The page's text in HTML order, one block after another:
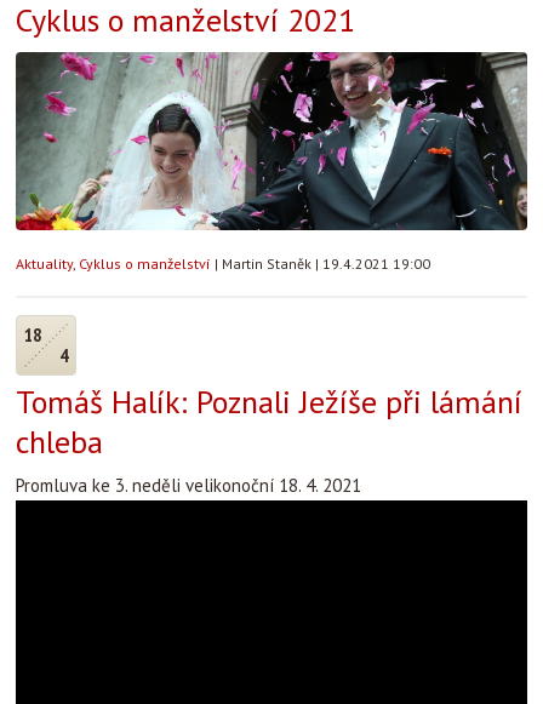
Cyklus o manželství 2021
Aktuality, Cyklus o manželství | Martin Staněk | 19.4.2021 19:00
18
4
Tomáš Halík: Poznali Ježíše při lámání
chleba
Promluva ke 3. neděli velikonoční 18. 4. 2021